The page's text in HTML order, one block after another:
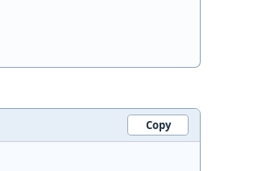
Copy